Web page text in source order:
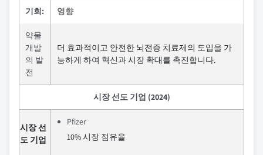
기회: 영향
약물
개발
의 발
전
더 효과적이고 안전한 뇌전증 치료제의 도입을 가
능하게 하여 혁신과 시장 확대를 촉진합니다.
시장 선도 기업 (2024)
시장 선
도 기업
Pfizer
10% 시장 점유율